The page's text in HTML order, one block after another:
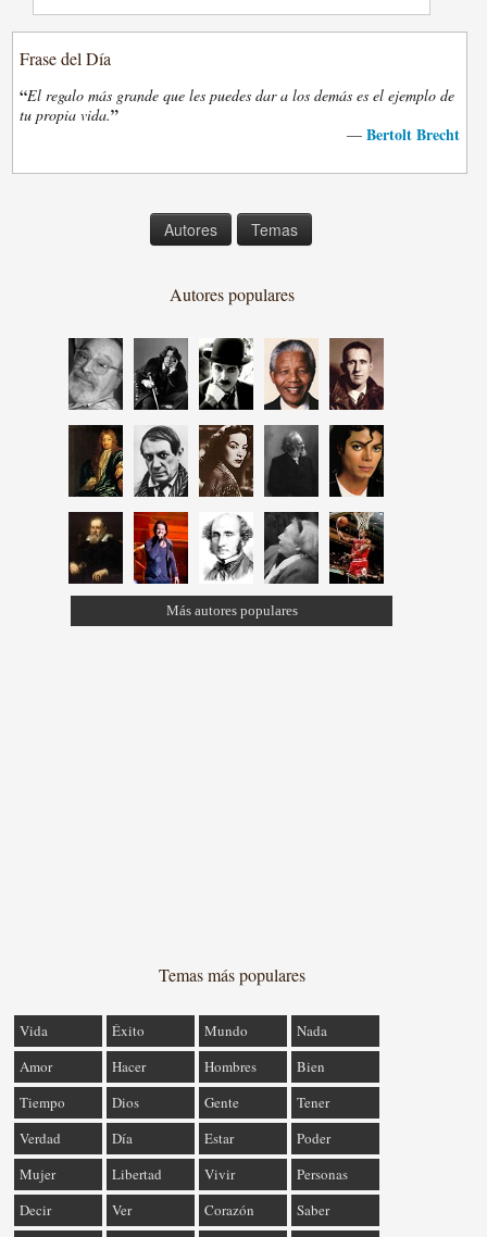
Frase del Día
“El regalo más grande que les puedes dar a los demás es el ejemplo de
tu propia vida.”
— Bertolt Brecht
Autores Temas
Autores populares
Más autores populares
Temas más populares
Vida Éxito Mundo
Nada
Amor
Hacer Hombres
Bien
Tiempo
Dios Gente
Tener
Verdad
Día Estar
Poder
Mujer
Libertad Vivir
Personas
Decir
Ver Corazón
Saber